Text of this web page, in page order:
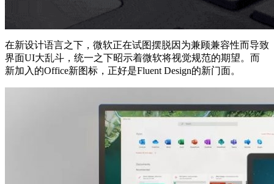
在新设计语言之下，微软正在试图摆脱因为兼顾兼容性而导致
界面UI大乱斗，统一之下昭示着微软将视觉规范的期望。而
新加入的Office新图标，正好是Fluent Design的新门面。